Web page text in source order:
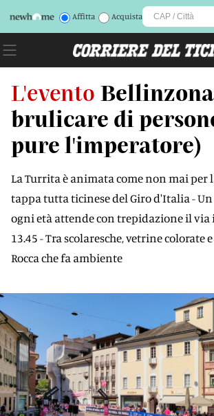
Affitta Acquista
L'evento
brulicare di
pure l'imperatore)
La Turrita è animata come non mai per
tappa tutta ticinese del Giro d'Italia -
ogni età attende con trepidazione il via
13.45 - Tra scolaresche, vetrine colorate
Rocca che fa ambiente